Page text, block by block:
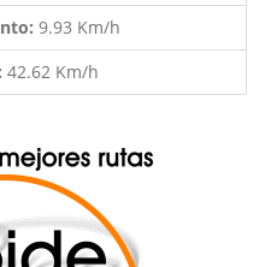
9.93 Km/h
42.62 Km/h